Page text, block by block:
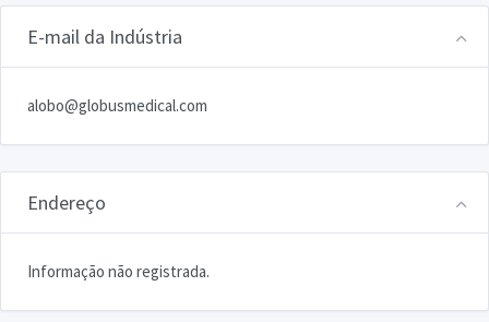
E-mail da Indústria
alobo@globusmedical.com
Endereço
Informação não registrada.